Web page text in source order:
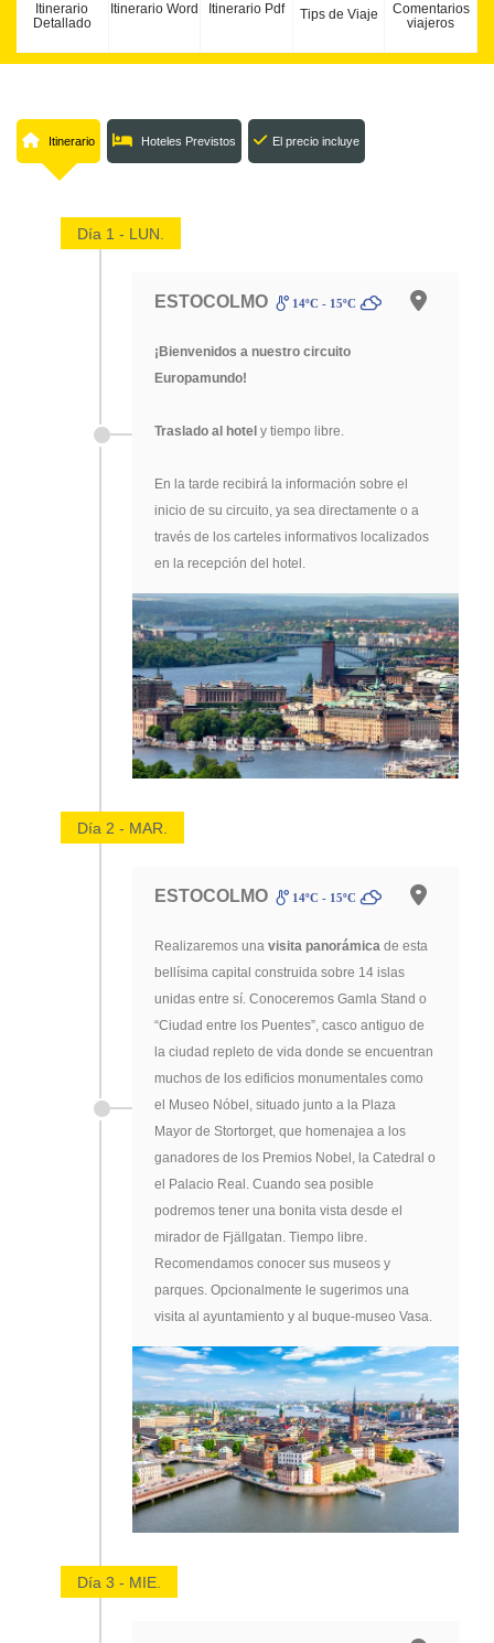
Itinerario
Detallado
Itinerario Word Itinerario Pdf Tips de Viaje
Comentarios
viajeros
Itinerario Hoteles Previstos El precio incluye
Día 1 - LUN.
ESTOCOLMO 14ºC - 15ºC
¡Bienvenidos a nuestro circuito
Europamundo!
Traslado al hotel y tiempo libre.
En la tarde recibirá la información sobre el
inicio de su circuito, ya sea directamente o a
través de los carteles informativos localizados
en la recepción del hotel.
Día 2 - MAR.
ESTOCOLMO 14ºC - 15ºC
Realizaremos una visita panorámica de esta
bellísima capital construida sobre 14 islas
unidas entre sí. Conoceremos Gamla Stand o
“Ciudad entre los Puentes”, casco antiguo de
la ciudad repleto de vida donde se encuentran
muchos de los edificios monumentales como
el Museo Nóbel, situado junto a la Plaza
Mayor de Stortorget, que homenajea a los
ganadores de los Premios Nobel, la Catedral o
el Palacio Real. Cuando sea posible
podremos tener una bonita vista desde el
mirador de Fjällgatan. Tiempo libre.
Recomendamos conocer sus museos y
parques. Opcionalmente le sugerimos una
visita al ayuntamiento y al buque-museo Vasa.
Día 3 - MIE.